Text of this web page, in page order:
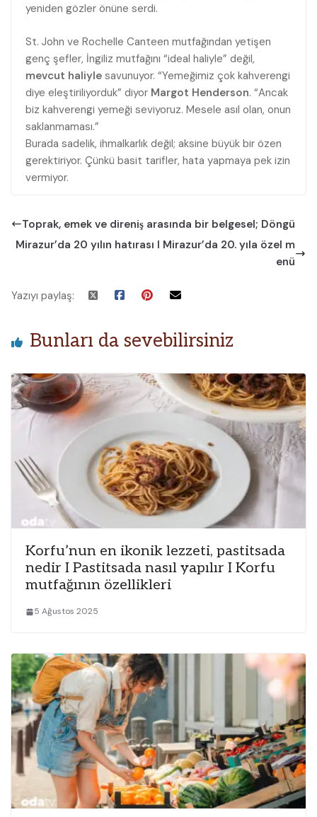
yeniden gözler önüne serdi.
St. John ve Rochelle Canteen mutfağından yetişen
genç şefler, İngiliz mutfağını “ideal haliyle” değil,
mevcut haliyle savunuyor. “Yemeğimiz çok kahverengi
diye eleştiriliyorduk” diyor Margot Henderson. “Ancak
biz kahverengi yemeği seviyoruz. Mesele asıl olan, onun
saklanmaması.”
Burada sadelik, ihmalkarlık değil; aksine büyük bir özen
gerektiriyor. Çünkü basit tarifler, hata yapmaya pek izin
vermiyor.
Toprak, emek ve direniş arasında bir belgesel; Döngü
Mirazur’da 20 yılın hatırası I Mirazur’da 20. yıla özel m
enü
Yazıyı paylaş:
Bunları da sevebilirsiniz
Korfu’nun en ikonik lezzeti, pastitsada
nedir I Pastitsada nasıl yapılır I Korfu
mutfağının özellikleri
5 Ağustos 2025